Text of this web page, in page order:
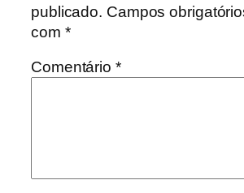
publicado. Campos
com *
Comentário *